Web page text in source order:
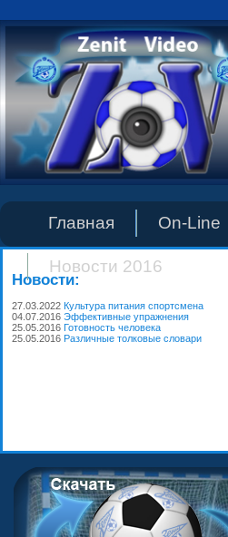
Главная On-Line
Новости 2016
Новости:
27.03.2022 Культура питания спортсмена
04.07.2016 Эффективные упражнения
25.05.2016 Готовность человека
25.05.2016 Различные толковые словари